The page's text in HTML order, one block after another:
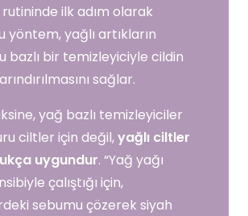
ilk adım olarak
yöntem, yağlı artıkların
bazlı bir temizleyiciyle cildin
sağlar.
yağ bazlı temizleyiciler
ciltler için değil,yağlı ciltler
uygundur. “Yağ yağı
çalıştığı için,
sebumu çözerek siyah